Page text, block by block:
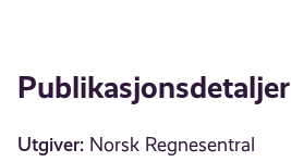
Publikasjonsdetaljer
Utgiver: Norsk Regnesentral